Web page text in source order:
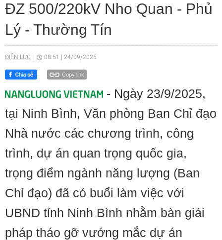
ĐZ 500/220kV Nho Quan - Phủ
Lý - Thường Tín
ĐIỆN LỰC 08:51 24/09/2025
Copy link
- Ngày 23/9/2025,
tại Ninh Bình, Văn phòng Ban Chỉ đạo
Nhà nước các chương trình, công
trình, dự án quan trọng quốc gia,
trọng điểm ngành năng lượng (Ban
Chỉ đạo) đã có buổi làm việc với
UBND tỉnh Ninh Bình nhằm bàn giải
pháp tháo gỡ vướng mắc dự án